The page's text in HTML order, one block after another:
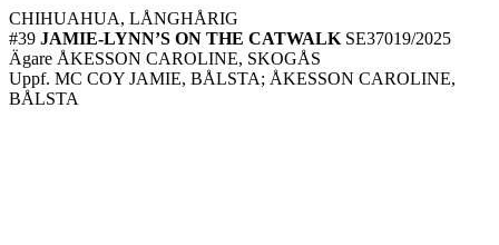
CHIHUAHUA, LÅNGHÅRIG
#39 JAMIE-LYNN’S ON THE CATWALK SE37019/2025
Ägare ÅKESSON CAROLINE, SKOGÅS
Uppf. MC COY JAMIE, BÅLSTA; ÅKESSON CAROLINE,
BÅLSTA